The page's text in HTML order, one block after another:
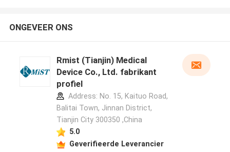
ONGEVEER ONS
Rmist (Tianjin) Medical
Device Co., Ltd. fabrikant
profiel
Address: No. 15, Kaituo Road,
Balitai Town, Jinnan District,
Tianjin City 300350 ,China
5.0
Geverifieerde Leverancier